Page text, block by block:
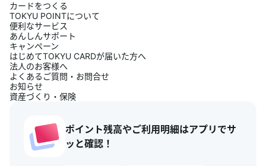
カードをつくる
TOKYU POINTについて
便利なサービス
あんしんサポート
キャンペーン
はじめてTOKYU CARDが届いた方へ
法人のお客様へ
よくあるご質問・お問合せ
お知らせ
資産づくり・保険
ポイント残高やご利用明細はアプリでサ
ッと確認！